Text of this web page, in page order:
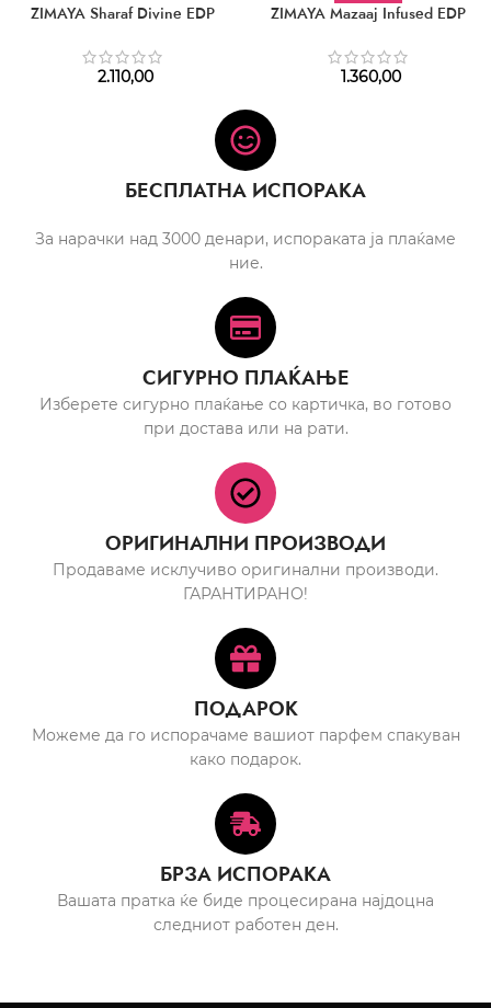
ZIMAYA Sharaf Divine EDP
2.110,00
ZIMAYA Mazaaj Infused EDP
1.360,00
БЕСПЛАТНА ИСПОРАКА
За нарачки над 3000 денари, испораката ја плаќаме
ние.
СИГУРНО ПЛАЌАЊЕ
Изберете сигурно плаќање со картичка, во готово
при достава или на рати.
ОРИГИНАЛНИ ПРОИЗВОДИ
Продаваме исклучиво оригинални производи.
ГАРАНТИРАНО!
ПОДАРОК
Можеме да го испорачаме вашиот парфем спакуван
како подарок.
БРЗА ИСПОРАКА
Вашата пратка ќе биде процесирана најдоцна
следниот работен ден.